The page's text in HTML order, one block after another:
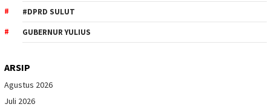
#DPRD SULUT
GUBERNUR YULIUS
ARSIP
Agustus 2026
Juli 2026